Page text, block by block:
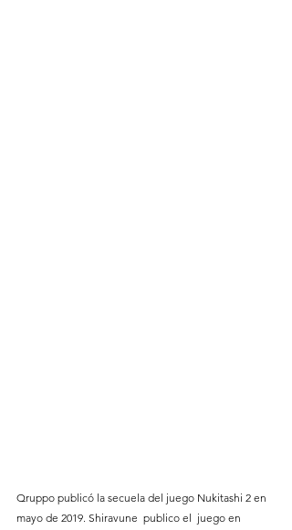
Qruppo publicó la secuela del juego Nukitashi 2 en
mayo de 2019. Shiravune  publico el  juego en